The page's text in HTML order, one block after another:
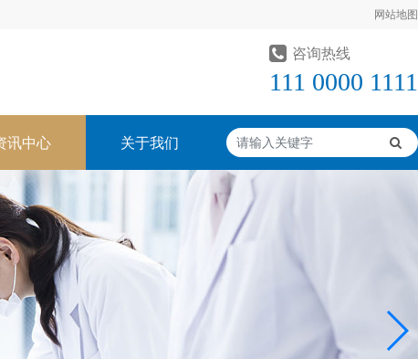
网站地图
咨询热线
111 0000 1111
讯中心 关于我们